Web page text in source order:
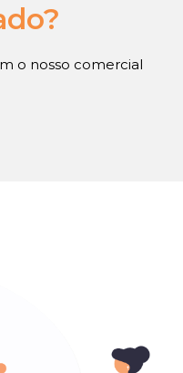
o nosso comercial